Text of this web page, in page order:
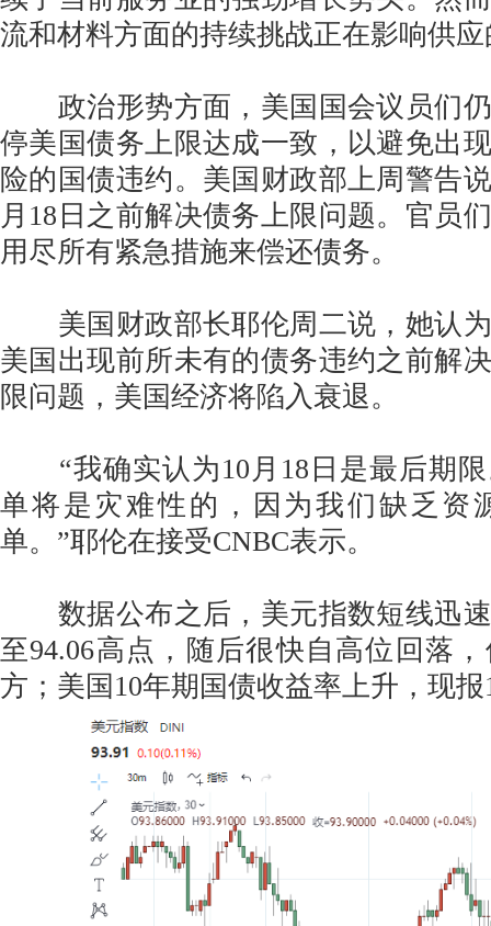
流和材料方面的持续挑战正在影响供
政治形势方面，美国国会议员们仍
停美国债务上限达成一致，以避免出
险的国债违约。美国财政部上周警告
月18日之前解决债务上限问题。官员
用尽所有紧急措施来偿还债务。
美国财政部长耶伦周二说，她认为
美国出现前所未有的债务违约之前解
限问题，美国经济将陷入衰退。
“我确实认为10月18日是最后期限
单将是灾难性的，因为我们缺乏资
单。”耶伦在接受CNBC表示。
数据公布之后，美元指数短线迅速
至94.06高点，随后很快自高位回落
方；美国10年期国债收益率上升，现报